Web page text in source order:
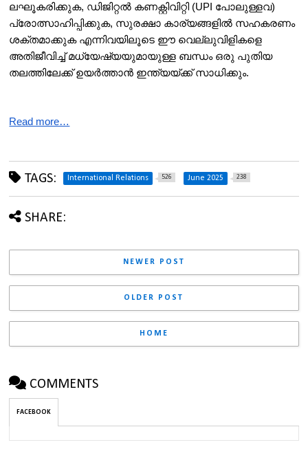
ലഘൂകരിക്കുക, ഡിജിറ്റൽ കണക്റ്റിവിറ്റി (UPI പോലുള്ളവ)
പ്രോത്സാഹിപ്പിക്കുക, സുരക്ഷാ കാര്യങ്ങളിൽ സഹകരണം
ശക്തമാക്കുക എന്നിവയിലൂടെ ഈ വെല്ലുവിളികളെ
അതിജീവിച്ച് മധ്യേഷ്യയുമായുള്ള ബന്ധം ഒരു പുതിയ
തലത്തിലേക്ക് ഉയർത്താൻ ഇന്ത്യയ്ക്ക് സാധിക്കും.
Read more…
TAGS: International Relations 526 June 2025 238
SHARE:
NEWER POST
OLDER POST
HOME
COMMENTS
FACEBOOK